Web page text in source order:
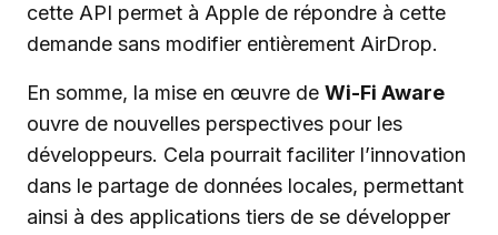
cette API permet à Apple de répondre à cette
demande sans modifier entièrement AirDrop.
En somme, la mise en œuvre de Wi-Fi Aware
ouvre de nouvelles perspectives pour les
développeurs. Cela pourrait faciliter l’innovation
dans le partage de données locales, permettant
ainsi à des applications tiers de se développer